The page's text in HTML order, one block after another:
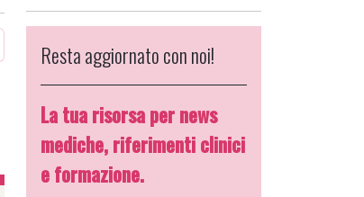
Resta aggiornato con noi!
La tua risorsa per news
mediche, riferimenti clinici
e formazione.